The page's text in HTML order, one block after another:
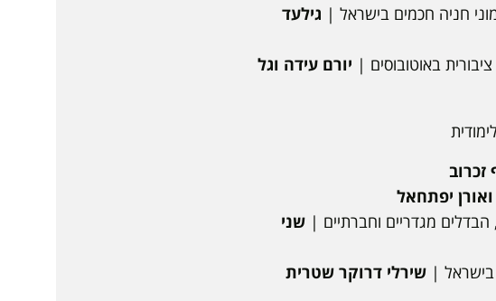
חניה חכמים בישראל | גילעד
באוטובוסים | יורם עידה וגל
יפתחאל
מגדריים וחברתיים | שני
בישראל | שירלי דרוקר שטרית